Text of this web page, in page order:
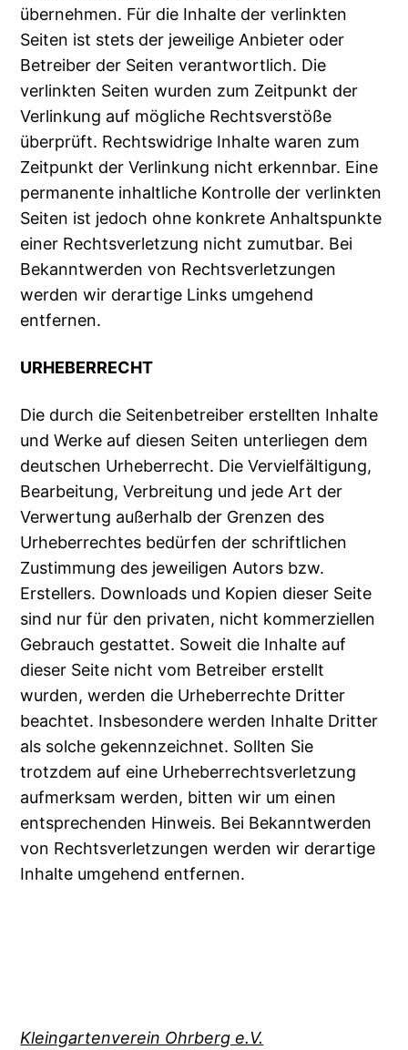
übernehmen. Für die Inhalte der verlinkten
Seiten ist stets der jeweilige Anbieter oder
Betreiber der Seiten verantwortlich. Die
verlinkten Seiten wurden zum Zeitpunkt der
Verlinkung auf mögliche Rechtsverstöße
überprüft. Rechtswidrige Inhalte waren zum
Zeitpunkt der Verlinkung nicht erkennbar. Eine
permanente inhaltliche Kontrolle der verlinkten
Seiten ist jedoch ohne konkrete Anhaltspunkte
einer Rechtsverletzung nicht zumutbar. Bei
Bekanntwerden von Rechtsverletzungen
werden wir derartige Links umgehend
entfernen.
URHEBERRECHT
Die durch die Seitenbetreiber erstellten Inhalte
und Werke auf diesen Seiten unterliegen dem
deutschen Urheberrecht. Die Vervielfältigung,
Bearbeitung, Verbreitung und jede Art der
Verwertung außerhalb der Grenzen des
Urheberrechtes bedürfen der schriftlichen
Zustimmung des jeweiligen Autors bzw.
Erstellers. Downloads und Kopien dieser Seite
sind nur für den privaten, nicht kommerziellen
Gebrauch gestattet. Soweit die Inhalte auf
dieser Seite nicht vom Betreiber erstellt
wurden, werden die Urheberrechte Dritter
beachtet. Insbesondere werden Inhalte Dritter
als solche gekennzeichnet. Sollten Sie
trotzdem auf eine Urheberrechtsverletzung
aufmerksam werden, bitten wir um einen
entsprechenden Hinweis. Bei Bekanntwerden
von Rechtsverletzungen werden wir derartige
Inhalte umgehend entfernen.
Kleingartenverein Ohrberg e.V.